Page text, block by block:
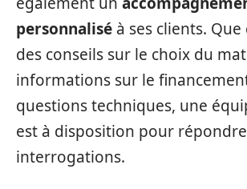
personnalisé à ses clients.
des conseils sur le choix du
informations sur le
questions techniques, une
est à disposition pour
interrogations.